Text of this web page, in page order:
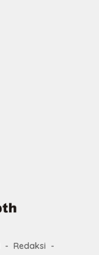
Redaksi